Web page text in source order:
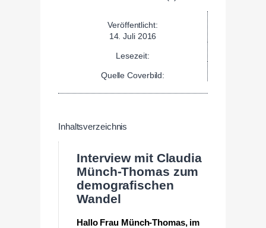
Veröffentlicht:
14. Juli 2016
Lesezeit:
Quelle Coverbild:
Inhaltsverzeichnis
Interview mit Claudia
Münch-Thomas zum
demografischen
Wandel
Hallo Frau Münch-Thomas, im